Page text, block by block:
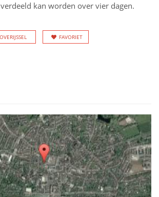
kan worden over vier dagen.
OVERIJSSEL FAVORIET